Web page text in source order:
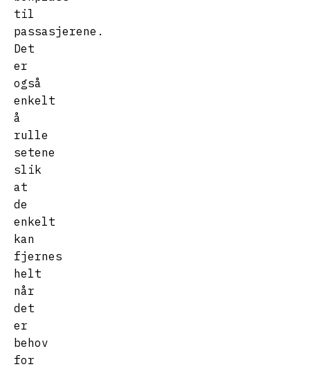
til
passasjerene.
Det
er
også
enkelt
å
rulle
setene
slik
at
de
enkelt
kan
fjernes
helt
når
det
er
behov
for